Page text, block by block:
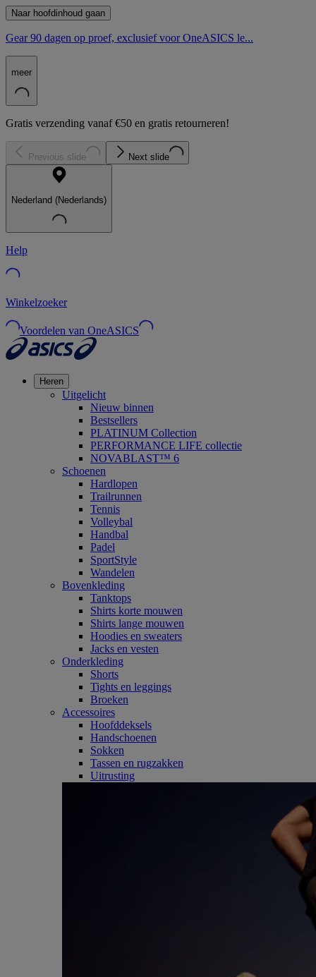
Naar hoofdinhoud gaan
Gear 90 dagen op proef, exclusief voor OneASICS le...
meer
Gratis verzending vanaf €50 en gratis retourneren!
Previous slide Next slide
Nederland (Nederlands)
Help
Winkelzoeker
Voordelen van OneASICS
Heren
Uitgelicht
Nieuw binnen
Bestsellers
PLATINUM Collection
PERFORMANCE LIFE collectie
NOVABLAST™ 6
Schoenen
Hardlopen
Trailrunnen
Tennis
Volleybal
Handbal
Padel
SportStyle
Wandelen
Bovenkleding
Tanktops
Shirts korte mouwen
Shirts lange mouwen
Hoodies en sweaters
Jacks en vesten
Onderkleding
Shorts
Tights en leggings
Broeken
Accessoires
Hoofddeksels
Handschoenen
Sokken
Tassen en rugzakken
Uitrusting